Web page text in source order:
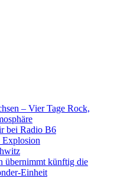
– Vier Tage Rock,
bei Radio B6
Explosion
übernimmt künftig die
Einheit